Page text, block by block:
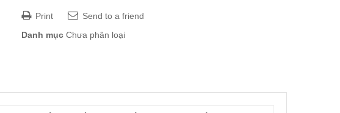
Print
Send to a friend
Danh mục Chưa phân loại